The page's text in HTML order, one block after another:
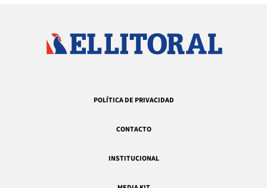
POLÍTICA DE PRIVACIDAD
CONTACTO
INSTITUCIONAL